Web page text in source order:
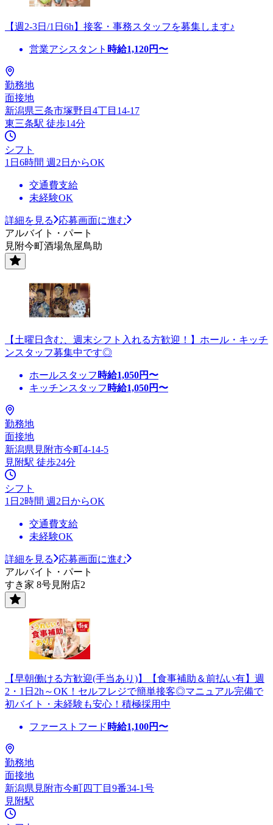
【週2-3日/1日6h】接客・事務スタッフを募集します♪
営業アシスタント 時給1,120円〜
勤務地
面接地
新潟県三条市塚野目4丁目14-17
東三条駅 徒歩14分
シフト
1日6時間 週2日からOK
交通費支給
未経験OK
詳細を見る
応募画面に進む
アルバイト・パート
見附今町酒場魚屋鳥助
【土曜日含む、週末シフト入れる方歓迎！】ホール・キッチ
ンスタッフ募集中です◎
ホールスタッフ 時給1,050円〜
キッチンスタッフ 時給1,050円〜
勤務地
面接地
新潟県見附市今町4-14-5
見附駅 徒歩24分
シフト
1日2時間 週2日からOK
交通費支給
未経験OK
詳細を見る
応募画面に進む
アルバイト・パート
すき家 8号見附店2
【早朝働ける方歓迎(手当あり)】【食事補助＆前払い有】週
2・1日2h～OK！セルフレジで簡単接客◎マニュアル完備で
初バイト・未経験も安心！積極採用中
ファーストフード 時給1,100円〜
勤務地
面接地
新潟県見附市今町四丁目9番34-1号
見附駅